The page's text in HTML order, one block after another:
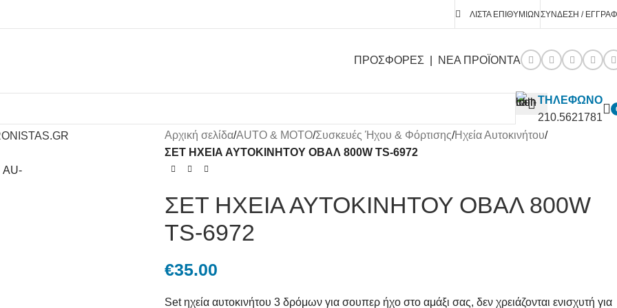
ΛΊΣΤΑ ΕΠΙΘΥΜΙΏΝΣΎΝΔΕΣΗ /
ΠΡΟΣΦΟΡΕΣ ΝΕΑ ΠΡΟΪΟΝΤΑ
ΤΗΛΕΦΩΝΟ
210.5621781
Αρχική σελίδα/AUTO & MOTO/Συσκευές Ήχου & Φόρτισης/Ηχεία Αυτοκινήτου/
ΣΕΤ ΗΧΕΙΑ ΑΥΤΟΚΙΝΗΤΟΥ ΟΒΑΛ 800W TS-6972
ΣΕΤ ΗΧΕΙΑ ΑΥΤΟΚΙΝΗΤΟΥ ΟΒΑΛ 800W
TS-6972
€35.00
Set ηχεία αυτοκινήτου 3 δρόμων για σουπερ ήχο στο αμάξι σας, δεν χρειάζονται ενισχυτή για